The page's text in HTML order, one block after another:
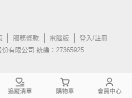
服務條款 電腦版
登入/註冊
有限公司 統編：27365925
追蹤清單 購物車 會員中心